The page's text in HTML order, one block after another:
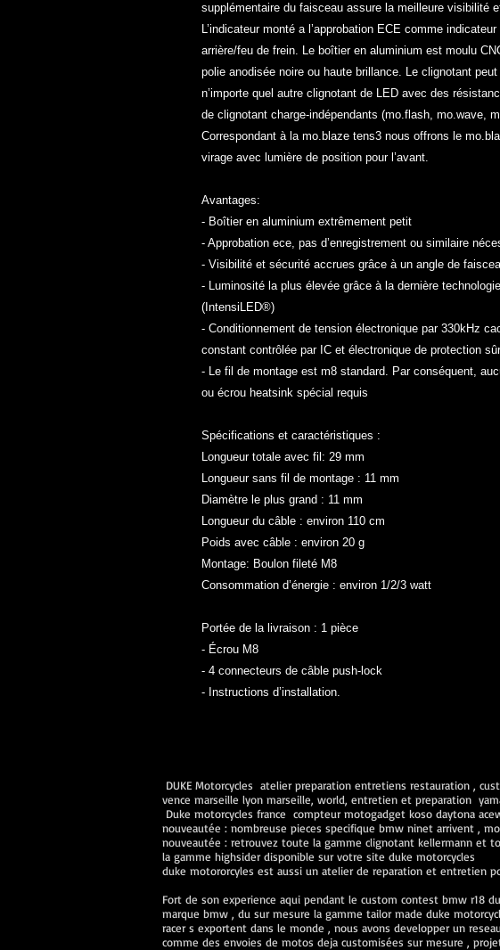
supplémentaire du faisceau assure la meilleure visibilité
L’indicateur monté a l’approbation ECE comme
arrière/feu de frein. Le boîtier en aluminium est moulu
polie anodisée noire ou haute brillance. Le clignotant
n’importe quel autre clignotant de LED avec des
de clignotant charge-indépendants (mo.flash, mo.wave,
Correspondant à la mo.blaze tens3 nous offrons le
virage avec lumière de position pour l’avant.
Avantages:
- Boîtier en aluminium extrêmement petit
- Approbation ece, pas d’enregistrement ou similaire
- Visibilité et sécurité accrues grâce à un angle de
- Luminosité la plus élevée grâce à la dernière
(IntensiLED®)
- Conditionnement de tension électronique par 330kHz
constant contrôlée par IC et électronique de protection
- Le fil de montage est m8 standard. Par conséquent,
ou écrou heatsink spécial requis
Spécifications et caractéristiques :
Longueur totale avec fil: 29 mm
Longueur sans fil de montage : 11 mm
Diamètre le plus grand : 11 mm
Longueur du câble : environ 110 cm
Poids avec câble : environ 20 g
Montage: Boulon fileté M8
Consommation d’énergie : environ 1/2/3 watt
Portée de la livraison : 1 pièce
- Écrou M8
- 4 connecteurs de câble push-lock
- Instructions d’installation.
DUKE Motorcycles atelier preparation entretiens restauration ,
vence marseille lyon marseille, world, entretien et preparation
Duke motorcycles france compteur motogadget koso daytona
nouveautée : nombreuse pieces specifique bmw ninet arrivent ,
nouveautée : retrouvez toute la gamme clignotant kellermann et
la gamme highsider disponible sur votre site duke motorcycles
duke motororcyles est aussi un atelier de reparation et entretien
Fort de son experience aqui pendant le custom contest bmw r18
marque bmw , du sur mesure la gamme tailor made duke
racer s exportent dans le monde , nous avons developper un
comme des envoies de motos deja customisées sur mesure ,